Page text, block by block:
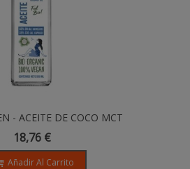
- ACEITE DE COCO MCT
BIO - 500ML
18,76 €
Añadir Al Carrito